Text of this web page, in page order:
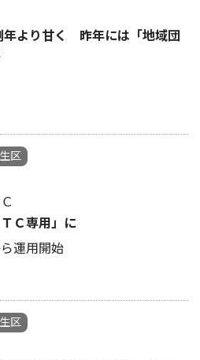
年より甘く 昨年には「地域団
区
Ｃ専用」に
運用開始
区